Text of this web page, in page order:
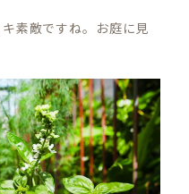
キ素敵ですね。お庭に見